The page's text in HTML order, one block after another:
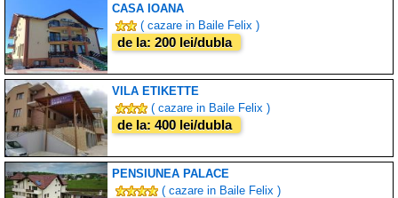
CASA IOANA
( cazare in Baile Felix )
de la: 200 lei/dubla
VILA ETIKETTE
( cazare in Baile Felix )
de la: 400 lei/dubla
PENSIUNEA PALACE
( cazare in Baile Felix )